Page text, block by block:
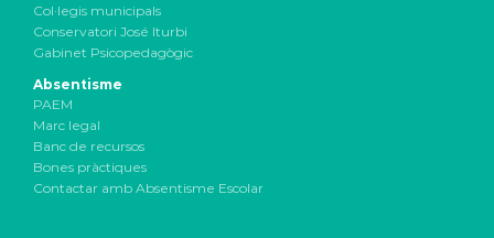
Col·legis municipals
Conservatori José Iturbi
Gabinet Psicopedagògic
Absentisme
PAEM
Marc legal
Banc de recursos
Bones pràctiques
Contactar amb Absentisme Escolar